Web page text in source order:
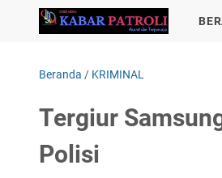
Beranda / KRIMINAL
Tergiur
Polisi